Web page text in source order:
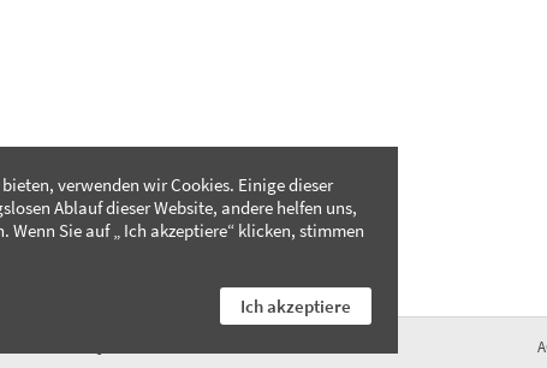
verwenden wir Cookies. Einige dieser
Ablauf dieser Website, andere helfen uns,
Sie auf „ Ich akzeptiere“ klicken, stimmen
Ich akzeptiere